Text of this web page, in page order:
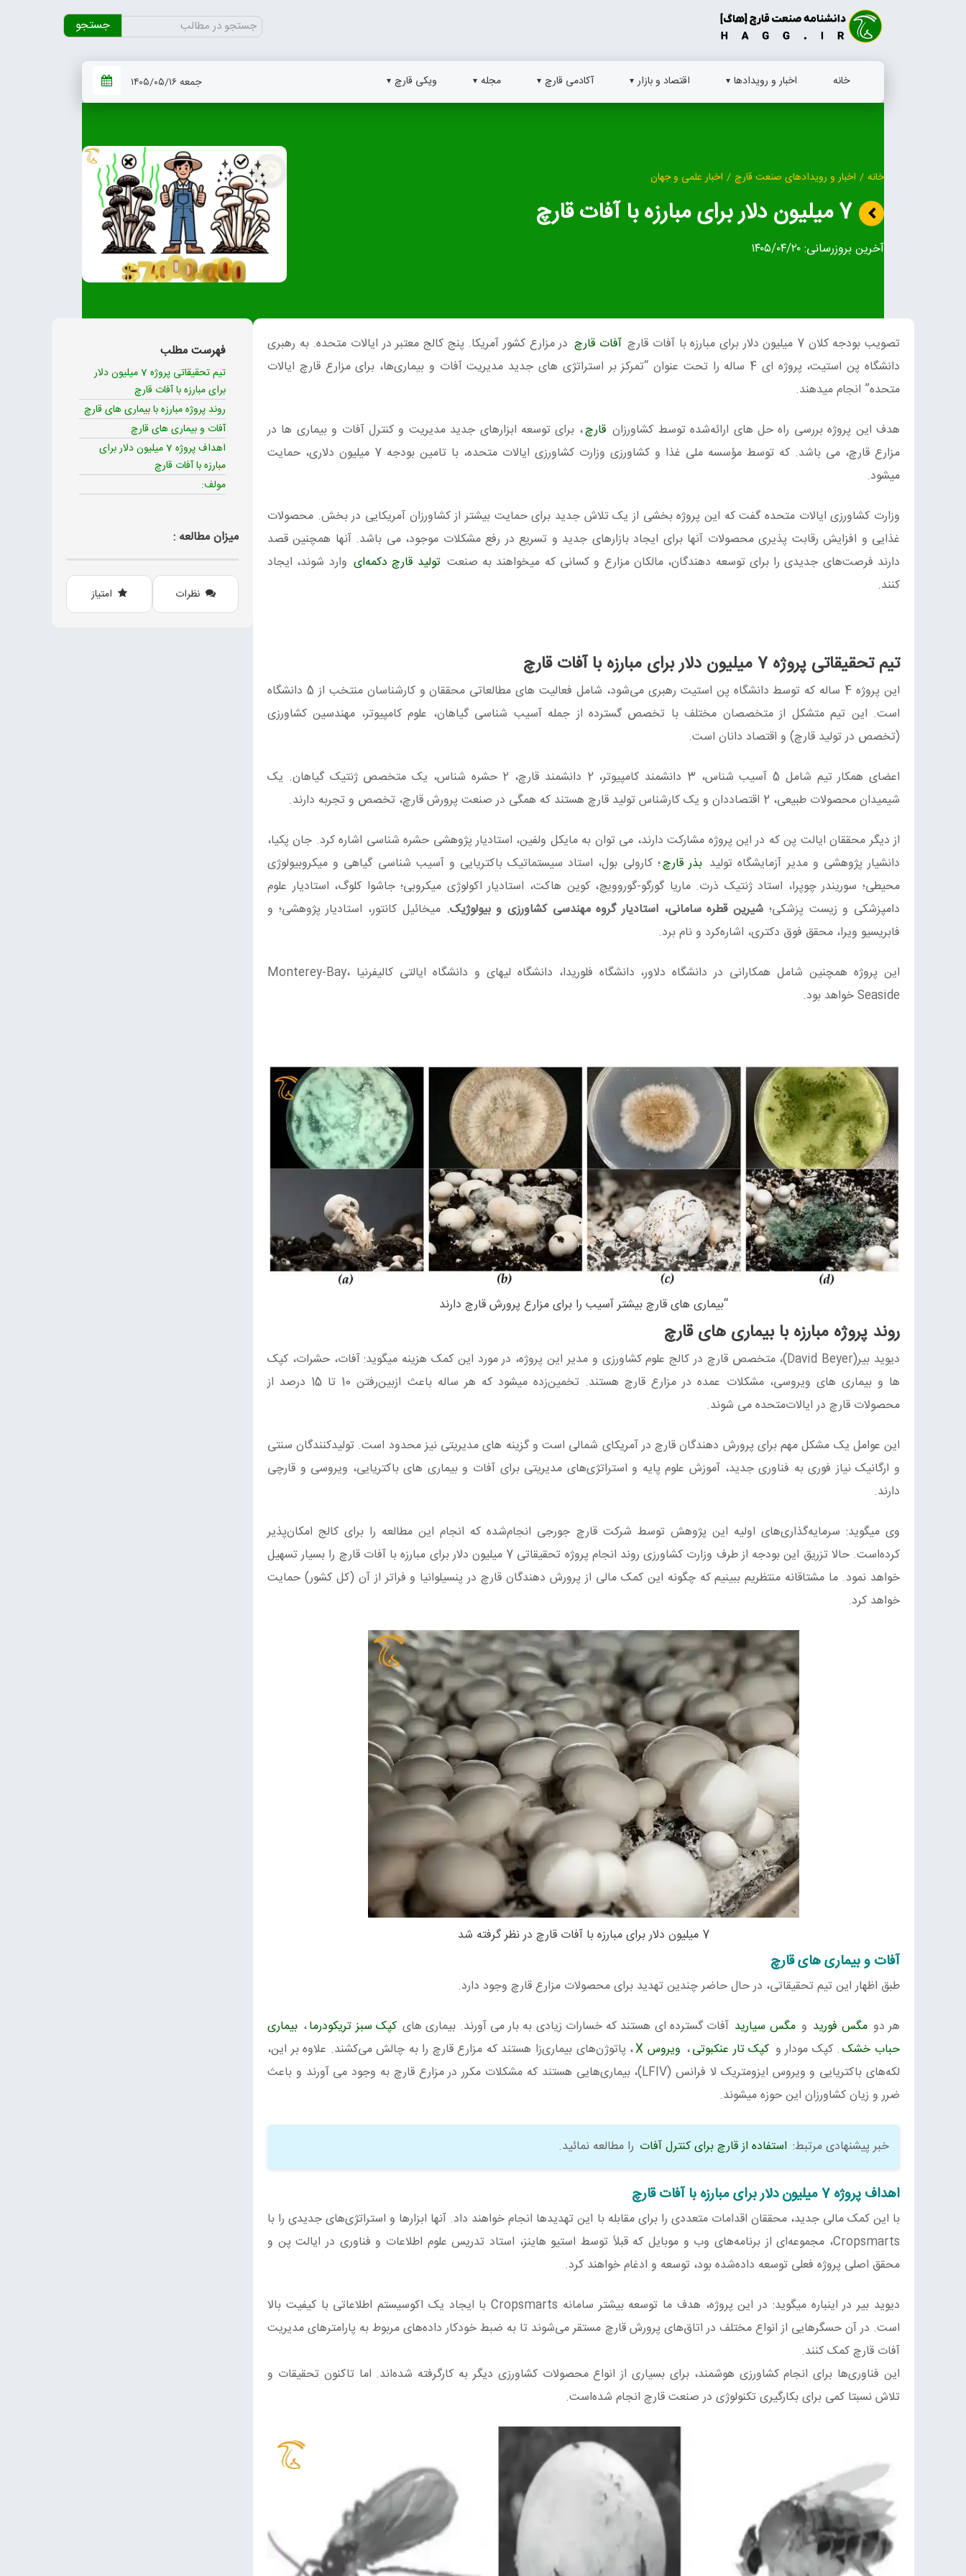
جستجو
برای:
خانه اخبار و رویدادها اقتصاد و بازار آکادمی قارچ مجله ویکی قارچ جمعه ۱۴۰۵/۰۵/۱۶
خانه / اخبار و رویدادهای صنعت قارچ / اخبار علمی و جهان
7 میلیون دلار برای مبارزه با آفات قارچ
آخرین بروزرسانی:۱۴۰۵/۰۴/۲۰
تصویب بودجه کلان 7 میلیون دلار برای مبارزه با آفات قارچ آفات قارچ در مزارع کشور آمریکا. پنج کالج معتبر در ایالات متحده. به رهبری
دانشگاه پن استیت، پروژه ای 4 ساله را تحت عنوان “تمرکز بر استراتژی‌ های جدید مدیریت آفات و بیماری‌ها، برای مزارع قارچ ایالات
متحده” انجام میدهند.
هدف این پروژه بررسی راه حل های ارائه‌شده توسط کشاورزان قارچ، برای توسعه ابزارهای جدید مدیریت و کنترل آفات و بیماری ها در
مزارع قارچ، می باشد. که توسط مؤسسه ملی غذا و کشاورزی وزارت کشاورزی ایالات متحده، با تامین بودجه 7 میلیون دلاری، حمایت
میشود.
وزارت کشاورزی ایالات متحده گفت که این پروژه بخشی از یک تلاش جدید برای حمایت بیشتر از کشاورزان آمریکایی در بخش. محصولات
غذایی و افزایش رقابت پذیری محصولات آنها برای ایجاد بازارهای جدید و تسریع در رفع مشکلات موجود، می باشد. آنها همچنین قصد
دارند فرصت‌های جدیدی را برای توسعه دهندگان، مالکان مزارع و کسانی که میخواهند به صنعت تولید قارچ دکمه‌ای وارد شوند، ایجاد
کنند.
تیم تحقیقاتی پروژه 7 میلیون دلار برای مبارزه با آفات قارچ
این پروژه 4 ساله که توسط دانشگاه پن استیت رهبری می‌شود، شامل فعالیت های مطالعاتی محققان و کارشناسان منتخب از 5 دانشگاه
است. این تیم متشکل از متخصصان مختلف با تخصص گسترده از جمله آسیب شناسی گیاهان، علوم کامپیوتر، مهندسین کشاورزی
(تخصص در تولید قارچ) و اقتصاد دانان است.
اعضای همکار تیم شامل 5 آسیب شناس، 3 دانشمند کامپیوتر، 2 دانشمند قارچ، 2 حشره شناس، یک متخصص ژنتیک گیاهان. یک
شیمیدان محصولات طبیعی، 2 اقتصاددان و یک کارشناس تولید قارچ هستند که همگی در صنعت پرورش قارچ، تخصص و تجربه دارند.
از دیگر محققان ایالت پن که در این پروژه مشارکت دارند، می توان به مایکل ولفین، استادیار پژوهشی حشره شناسی اشاره کرد. جان پکیا،
دانشیار پژوهشی و مدیر آزمایشگاه تولید بذر قارچ؛ کارولی بول، استاد سیستماتیک باکتریایی و آسیب شناسی گیاهی و میکروبیولوژی
محیطی؛ سوریندر چوپرا، استاد ژنتیک ذرت. ماریا گورگو-گوروویچ، کوین هاکت، استادیار اکولوژی میکروبی؛ جاشوا کلوگ، استادیار علوم
دامپزشکی و زیست پزشکی؛ شیرین قطره‌ سامانی، استادیار گروه مهندسی کشاورزی و بیولوژیک. میخائیل کانتور، استادیار پژوهشی؛ و
فابریسیو ویرا، محقق فوق دکتری، اشاره‌کرد و نام برد.
این پروژه همچنین شامل همکارانی در دانشگاه دلاور، دانشگاه فلوریدا، دانشگاه لیهای و دانشگاه ایالتی کالیفرنیا Monterey-Bay،
Seaside خواهد بود.
“بیماری های قارچ بیشتر آسیب را برای مزارع پرورش قارچ دارند
روند پروژه مبارزه با بیماری های قارچ
دیوید بیر(David Beyer)، متخصص قارچ در کالج علوم کشاورزی و مدیر این پروژه، در مورد این کمک هزینه میگوید: آفات، حشرات، کپک
ها و بیماری های ویروسی، مشکلات عمده در مزارع قارچ هستند. تخمین‌زده میشود که هر ساله باعث ازبین‌رفتن 10 تا 15 درصد از
محصولات قارچ در ایالات‌متحده می شوند.
این عوامل یک مشکل مهم برای پرورش دهندگان قارچ در آمریکای شمالی است و گزینه های مدیریتی نیز محدود است. تولیدکنندگان سنتی
و ارگانیک نیاز فوری به فناوری جدید، آموزش علوم پایه و استراتژی‌های مدیریتی برای آفات و بیماری های باکتریایی، ویروسی و قارچی
دارند.
وی میگوید: سرمایه‌گذاری‌های اولیه این پژوهش توسط شرکت قارچ جورجی انجام‌شده که انجام این مطالعه را برای کالج امکان‌پذیر
کرده‌است. حالا تزریق این بودجه از طرف وزارت کشاورزی روند انجام پروژه تحقیقاتی 7 میلیون دلار برای مبارزه با آفات قارچ را بسیار تسهیل
خواهد نمود. ما مشتاقانه منتظریم ببینیم که چگونه این کمک مالی از پرورش دهندگان قارچ در پنسیلوانیا و فراتر از آن (کل کشور) حمایت
خواهد کرد.
7 میلیون دلار برای مبارزه با آفات قارچ در نظر گرفته شد
آفات و بیماری های قارچ
طبق اظهار این تیم تحقیقاتی، در حال حاضر چندین تهدید برای محصولات مزارع قارچ وجود دارد.
هر دو مگس فورید و مگس سیارید آفات گسترده ای هستند که خسارات زیادی به بار می آورند. بیماری های کپک سبز تریکودرما، بیماری
حباب خشک . کپک مودار و کپک تار عنکبوتی، ویروس X
، پاتوژن‌های بیماری‌زا هستند که مزارع قارچ را به چالش می‌کشند. علاوه بر این،
لکه‌های باکتریایی و ویروس ایزومتریک لا فرانس (LFIV)، بیماری‌هایی هستند که مشکلات مکرر در مزارع قارچ به وجود می آورند و باعث
ضرر و زیان کشاورزان این حوزه میشوند.
خبر پیشنهادی مرتبط: استفاده از قارچ برای کنترل آفات را مطالعه نمائید.
اهداف پروژه 7 میلیون دلار برای مبارزه با آفات قارچ
با این کمک مالی جدید، محققان اقدامات متعددی را برای مقابله با این تهدیدها انجام خواهند داد. آنها ابزارها و استراتژی‌های جدیدی را با
Cropsmarts، مجموعه‌ای از برنامه‌های وب و موبایل که قبلاً توسط استیو هاینز، استاد تدریس علوم اطلاعات و فناوری در ایالت پن و
محقق اصلی پروژه فعلی توسعه داده‌شده بود، توسعه و ادغام خواهند کرد.
دیوید بیر در اینباره میگوید: در این پروژه، هدف ما توسعه بیشتر سامانه Cropsmarts با ایجاد یک اکوسیستم اطلاعاتی با کیفیت بالا
است. در آن حسگرهایی از انواع مختلف در اتاق‌های پرورش قارچ مستقر می‌شوند تا به ضبط خودکار داده‌های مربوط به پارامترهای مدیریت
آفات قارچ کمک کنند.
این فناوری‌ها برای انجام کشاورزی هوشمند، برای بسیاری از انواع محصولات کشاورزی دیگر به کارگرفته شده‌اند. اما تاکنون تحقیقات و
تلاش نسبتا کمی برای بکارگیری تکنولوژی در صنعت قارچ انجام شده‌است.
فهرست مطلب
تیم تحقیقاتی پروژه 7 میلیون دلار
برای مبارزه با آفات قارچ
روند پروژه مبارزه با بیماری های قارچ
آفات و بیماری های قارچ
اهداف پروژه 7 میلیون دلار برای
مبارزه با آفات قارچ
مولف:
میزان مطالعه :
نظرات امتیاز